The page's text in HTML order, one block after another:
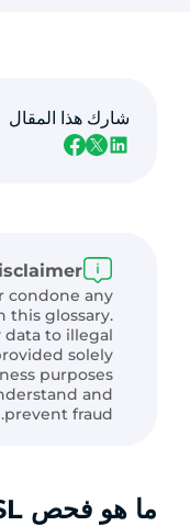
condone any
this glossary.
data to illegal
solely
purposes
and
prevent fraud.
ما هو فحص SSL؟
شارك هذا المقال